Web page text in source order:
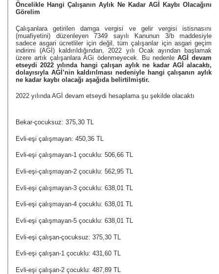
Öncelikle Hangi Çalışanın Aylık Ne Kadar AGİ Kaybı Olacağını
Görelim
Çalışanlara getirilen damga vergisi ve gelir vergisi istisnasını
(muafiyetini) düzenleyen 7349 sayılı Kanunun 3/b maddesiyle
sadece asgari ücretliler için değil, tüm çalışanlar için asgari geçim
indirimi (AGİ) kaldırıldığından, 2022 yılı Ocak ayından başlamak
üzere artık çalışanlara AGi ödenmeyecek. Bu nedenle AGİ devam
etseydi 2022 yılında hangi çalışan aylık ne kadar AGİ alacaktı,
dolayısıyla AGİ’nin kaldırılması nedeniyle hangi çalışanın aylık
ne kadar kaybı olacağı aşağıda belirtilmiştir.
2022 yılında AGİ devam etseydi hesaplama şu şekilde olacaktı
Bekar-çocuksuz: 375,30 TL
Evli-eşi çalışmayan: 450,36 TL
Evli-eşi çalışmayan-1 çocuklu: 506,66 TL
Evli-eşi-çalışmayan-2 çocuklu: 562,95 TL
Evli-eşi çalışmayan-3 çocuklu: 638,01 TL
Evli-eşi çalışmayan-4 çocuklu: 638,01 TL
Evli-eşi çalışmayan-5 çocuklu: 638,01 TL
Evli-eşi çalışan-çocuksuz: 375,30 TL
Evli-eşi çalışan-1 çocuklu: 431,60 TL
Evli-eşi çalışan-2 çocuklu: 487,89 TL